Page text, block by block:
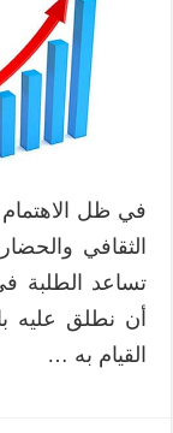
في ظل الاهتمام
الثقافي
تساعد الطلبة
أن نطلق عليه
القيام به …